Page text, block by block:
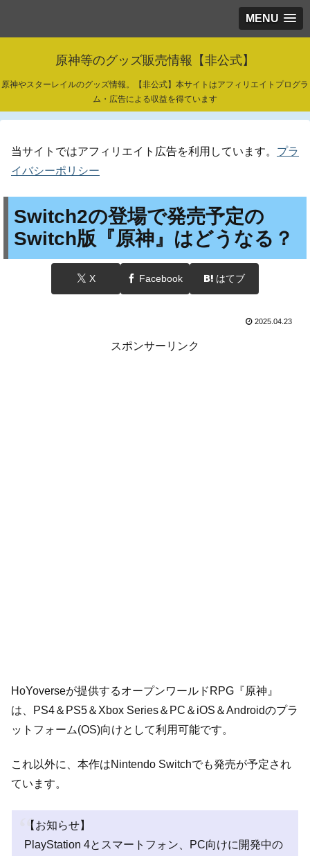
MENU
原神等のグッズ販売情報【非公式】
原神やスターレイルのグッズ情報。【非公式】本サイトはアフィリエイトプログラ
ム・広告による収益を得ています
当サイトではアフィリエイト広告を利用しています。 プラ
イバシーポリシー
Switch2の登場で発売予定の
Switch版『原神』はどうなる？
X Facebook はてブ
2025.04.23
スポンサーリンク
HoYoverseが提供するオープンワールドRPG『原神』
は、PS4＆PS5＆Xbox Series＆PC＆iOS＆Androidのプラ
ットフォーム(OS)向けとして利用可能です。
これ以外に、本作はNintendo Switchでも発売が予定され
ています。
【お知らせ】
PlayStation 4とスマートフォン、PC向けに開発中の